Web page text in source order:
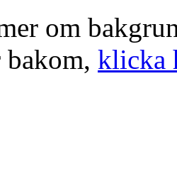
om
bakom, klicka